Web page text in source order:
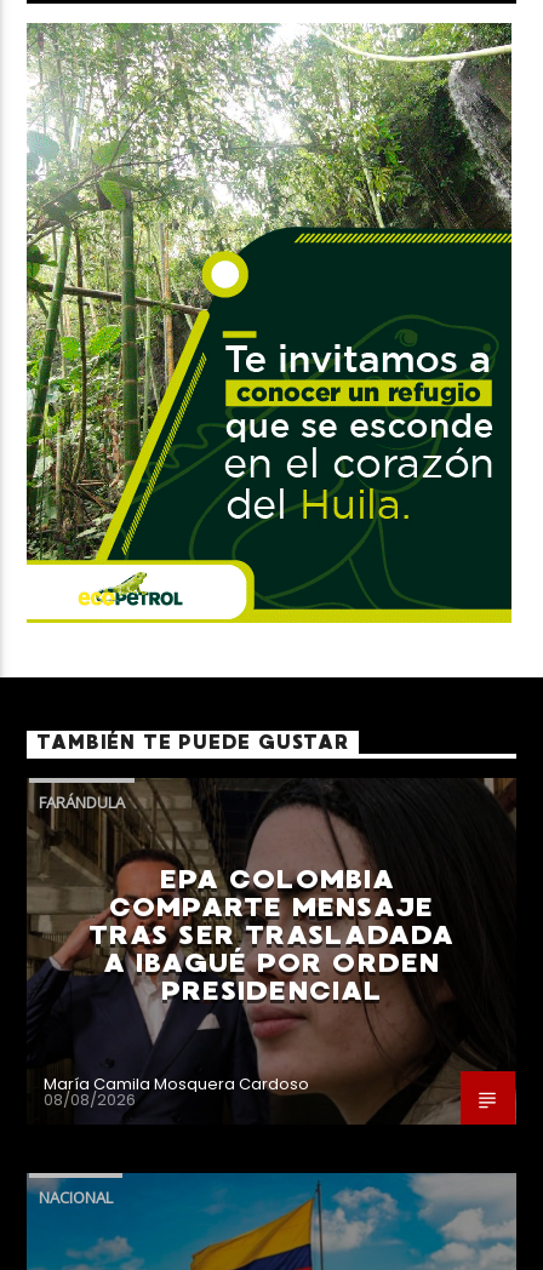
TAMBIÉN TE PUEDE GUSTAR
FARÁNDULA
EPA COLOMBIA
COMPARTE MENSAJE
TRAS SER TRASLADADA
A IBAGUÉ POR ORDEN
PRESIDENCIAL
María Camila Mosquera Cardoso
08/08/2026
NACIONAL